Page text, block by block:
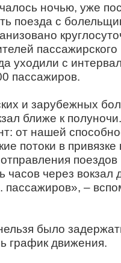
ночью, уже
поезда с
пассажирского
уходили с
пассажиров.
и зарубежных
ближе к
от нашей
потоки в
поездов
часов через вокзал
пассажиров», –
было
график движения.